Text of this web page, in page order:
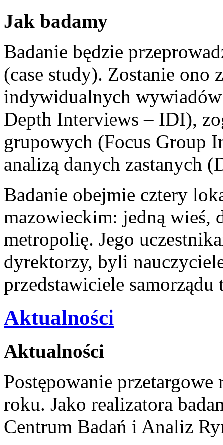
Jak badamy
Badanie będzie
(case study). Zostanie ono
indywidualnych
Depth Interviews – IDI),
grupowych (Focus Group
analizą danych zastanych
Badanie obejmie cztery
mazowieckim: jedną wieś,
metropolię. Jego
dyrektorzy, byli
przedstawiciele
Aktualności
Aktualności
Postępowanie
roku. Jako realizatora
Centrum Badań i Analiz